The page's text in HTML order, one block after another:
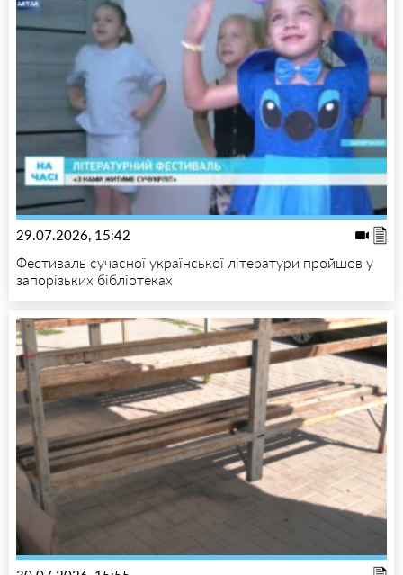
29.07.2026, 15:42
Фестиваль сучасної української літератури пройшов у
запорізьких бібліотеках